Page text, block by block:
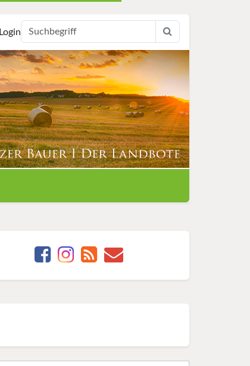
Login